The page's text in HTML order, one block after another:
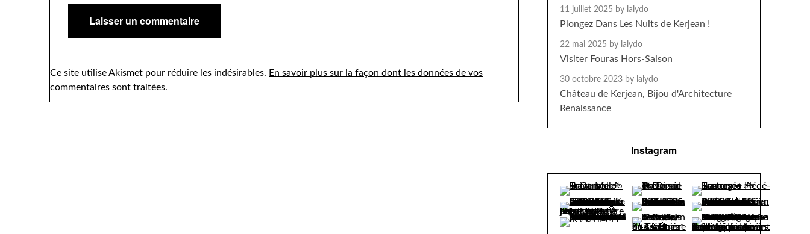
Ce site utilise Akismet pour réduire les indésirables. En savoir plus sur la façon dont les données de vos
commentaires sont traitées.
11 juillet 2025 by lalydo
Plongez Dans Les Nuits de Kerjean !
22 mai 2025 by lalydo
Visiter Fouras Hors-Saison
30 octobre 2023 by lalydo
Château de Kerjean, Bijou d'Architecture
Renaissance
Instagram